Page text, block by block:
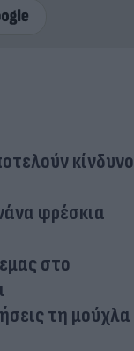
κίνδυνο
φρέσκια
στο
τη μούχλα